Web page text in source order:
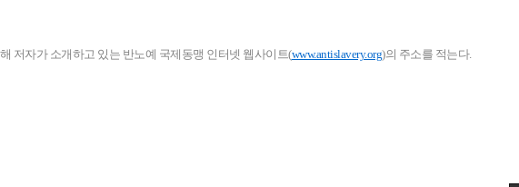
저자가 소개하고 있는 반노예 국제동맹 인터넷 웹사이트(www.antislavery.org)의 주소를 적는다.